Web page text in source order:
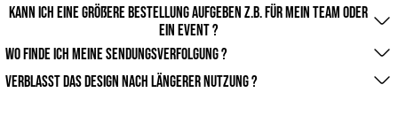
lange sauber bleibt.
Designs kann es etwas
länger dauern.
innerhalb von 30 Tagen
zurückgeben oder umtauschen. Für personalisierte
Produkte gelten
besondere Bedingungen – kontaktiere uns hierfür
einfach.
Du kannst das Mauspad mit einem feuchten Tuch
abwischen. Für stärkere
Verschmutzungen empfehlen wir Handwäsche mit
mildem Reinigungsmittel.
Kann ich eine größere Bestellung aufgeben z.B. für mein Team oder
ein Event ?
Ja, wir bieten Rabatte für Großbestellungen und
Firmenkunden an. Kontaktiere uns für ein individuelles
Angebot.
Wo finde ich meine Sendungsverfolgung ?
Du erhältst automatisch nach deiner Bestellung eine
Verblasst das Design nach längerer Nutzung ?